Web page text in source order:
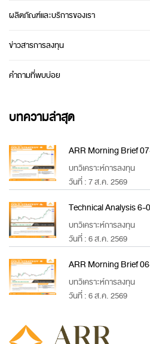
ผลิตภัณฑ์และบริการของเรา
ข่าวสารการลงทุน
คำถามที่พบบ่อย
บทความล่าสุด
ARR Morning Brief
บทวิเคราะห์การลงทุน
วันที่ : 7 ส.ค. 2569
Technical Analysis 6-
บทวิเคราะห์การลงทุน
วันที่ : 6 ส.ค. 2569
ARR Morning Brief
บทวิเคราะห์การลงทุน
วันที่ : 6 ส.ค. 2569